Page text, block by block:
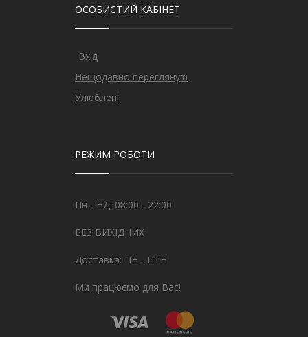
ОСОБИСТИЙ КАБІНЕТ
Вхід
Нещодавно переглянуті
Улюблені
РЕЖИМ РОБОТИ
Пн - НД: 08:00 - 22:00
БЕЗ ВИХІДНИХ
Доставка: ПН - ПТН
Ми працюємо для Вас!